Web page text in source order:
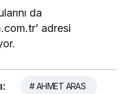
da
adresi
# AHMET ARAS